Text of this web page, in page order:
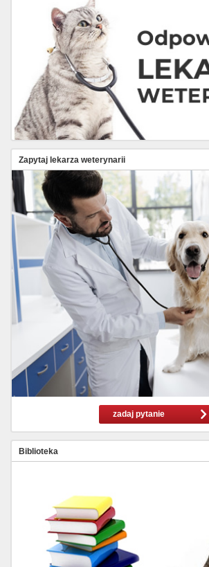
Zapytaj lekarza weterynarii
zadaj pytanie
Biblioteka